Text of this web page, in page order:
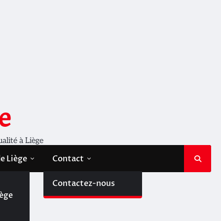
à Liège
Liège Contact
Contactez-nous